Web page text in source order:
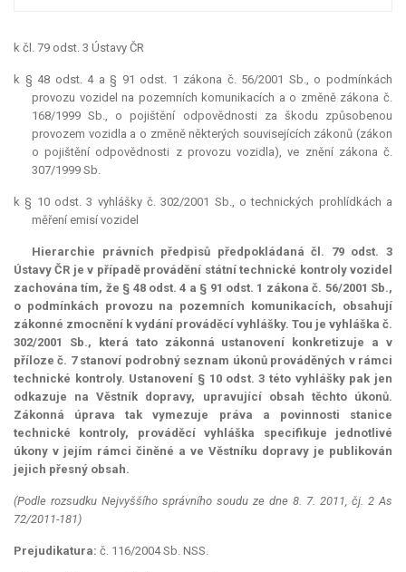
k čl. 79 odst. 3 Ústavy ČR
k § 48 odst. 4 a § 91 odst. 1 zákona č. 56/2001 Sb., o podmínkách
provozu vozidel na pozemních komunikacích a o změně zákona č.
168/1999 Sb., o pojištění odpovědnosti za škodu způsobenou
provozem vozidla a o změně některých souvisejících zákonů (zákon
o pojištění odpovědnosti z provozu vozidla), ve znění zákona č.
307/1999 Sb.
k § 10 odst. 3 vyhlášky č. 302/2001 Sb., o technických prohlídkách a
měření emisí vozidel
Hierarchie právních předpisů předpokládaná čl. 79 odst. 3
Ústavy ČR je v případě provádění státní technické kontroly vozidel
zachována tím, že § 48 odst. 4 a § 91 odst. 1 zákona č. 56/2001 Sb.,
o podmínkách provozu na pozemních komunikacích, obsahují
zákonné zmocnění k vydání prováděcí vyhlášky. Tou je vyhláška č.
302/2001 Sb., která tato zákonná ustanovení konkretizuje a v
příloze č. 7 stanoví podrobný seznam úkonů prováděných v rámci
technické kontroly. Ustanovení § 10 odst. 3 této vyhlášky pak jen
odkazuje na Věstník dopravy, upravující obsah těchto úkonů.
Zákonná úprava tak vymezuje práva a povinnosti stanice
technické kontroly, prováděcí vyhláška specifikuje jednotlivé
úkony v jejím rámci činěné a ve Věstníku dopravy je publikován
jejich přesný obsah.
(Podle rozsudku Nejvyššího správního soudu ze dne 8. 7. 2011, čj. 2 As
72/2011-181)
Prejudikatura: č. 116/2004 Sb. NSS.